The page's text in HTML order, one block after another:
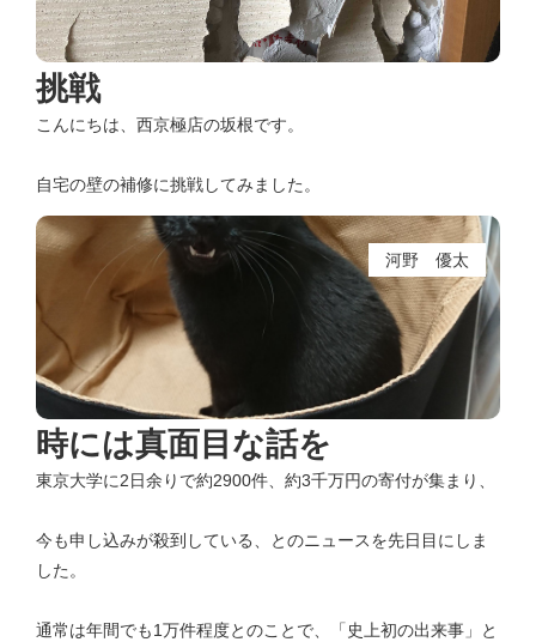
挑戦
こんにちは、西京極店の坂根です。
自宅の壁の補修に挑戦してみました。
河野 優太
時には真面目な話を
東京大学に2日余りで約2900件、約3千万円の寄付が集まり、
今も申し込みが殺到している、とのニュースを先日目にしま
した。
通常は年間でも1万件程度とのことで、「史上初の出来事」と